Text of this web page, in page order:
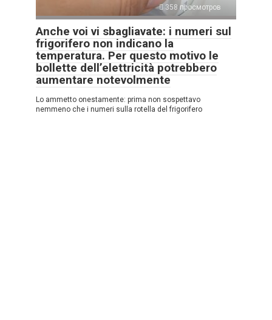
358 просмотров
Anche voi vi sbagliavate: i numeri sul
frigorifero non indicano la
temperatura. Per questo motivo le
bollette dell’elettricità potrebbero
aumentare notevolmente
Lo ammetto onestamente: prima non sospettavo
nemmeno che i numeri sulla rotella del frigorifero